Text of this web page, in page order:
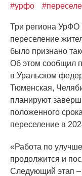
#урфо
Три региона УрФО
переселение
было признано
Об этом сообщил
в Уральском
Тюменская,
планируют
положенного
переселение в
«Работа по
продолжится и
Следующий этап –